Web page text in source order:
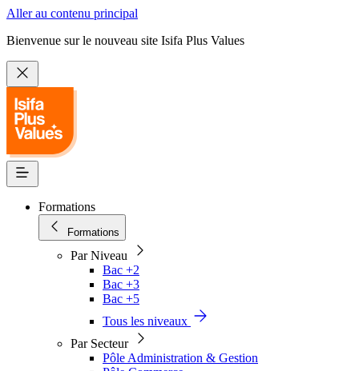
Aller au contenu principal
Bienvenue sur le nouveau site Isifa Plus Values
Formations
Formations
Par Niveau
Bac +2
Bac +3
Bac +5
Tous les niveaux
Par Secteur
Pôle Administration & Gestion